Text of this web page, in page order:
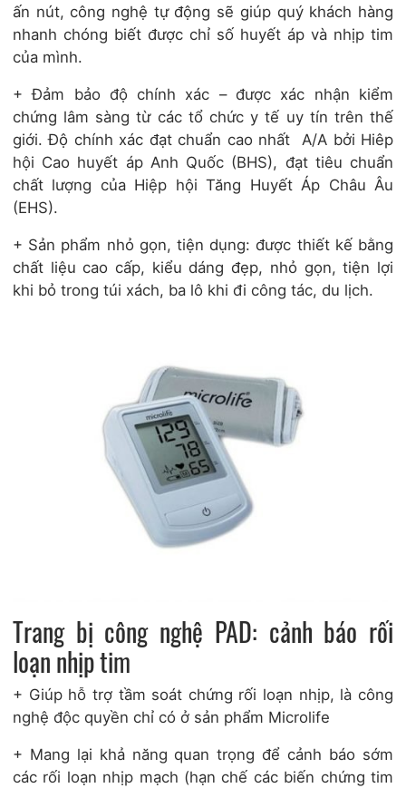
ấn nút, công nghệ tự động sẽ giúp quý khách hàng
nhanh chóng biết được chỉ số huyết áp và nhịp tim
của mình.
+ Đảm bảo độ chính xác – được xác nhận kiểm
chứng lâm sàng từ các tổ chức y tế uy tín trên thế
giới. Độ chính xác đạt chuẩn cao nhất A/A bởi Hiêp
hội Cao huyết áp Anh Quốc (BHS), đạt tiêu chuẩn
chất lượng của Hiệp hội Tăng Huyết Áp Châu Âu
(EHS).
+ Sản phẩm nhỏ gọn, tiện dụng: được thiết kế bằng
chất liệu cao cấp, kiểu dáng đẹp, nhỏ gọn, tiện lợi
khi bỏ trong túi xách, ba lô khi đi công tác, du lịch.
Trang bị công nghệ PAD: cảnh báo rối
loạn nhịp tim
+ Giúp hỗ trợ tầm soát chứng rối loạn nhịp, là công
nghệ độc quyền chỉ có ở sản phẩm Microlife
+ Mang lại khả năng quan trọng để cảnh báo sớm
các rối loạn nhịp mạch (hạn chế các biến chứng tim